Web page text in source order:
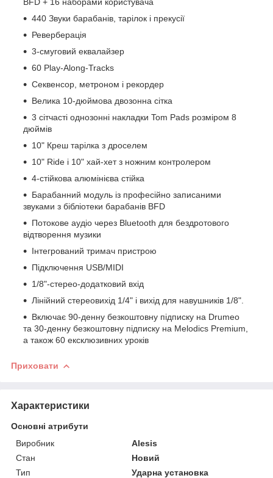
440 Звуки барабанів, тарілок і прекусії
Реверберація
3-смуговий еквалайзер
60 Play-Along-Tracks
Секвенсор, метроном і рекордер
Велика 10-дюймова двозонна сітка
3 сітчасті однозонні накладки Tom Pads розміром 8
дюймів
10" Креш тарілка з дроселем
10" Ride і 10" хай-хет з ножним контролером
4-стійкова алюмінієва стійка
Барабанний модуль із професійно записаними
звуками з бібліотеки барабанів BFD
Потокове аудіо через Bluetooth для бездротового
відтворення музики
Інтегрований тримач пристрою
Підключення USB/MIDI
1/8"-стерео-додатковий вхід
Лінійний стереовихід 1/4" і вихід для навушників 1/8".
Включає 90-денну безкоштовну підписку на Drumeo
та 30-денну безкоштовну підписку на Melodics Premium,
а також 60 ексклюзивних уроків
Приховати
Характеристики
Основні атрибути
Виробник
Alesis
Стан
Новий
Тип
Ударна установка